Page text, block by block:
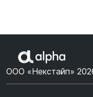
ООО «Некстайп»